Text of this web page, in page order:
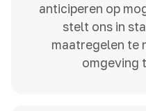
anticiperen op
stelt ons in
maatregelen te
omgeving